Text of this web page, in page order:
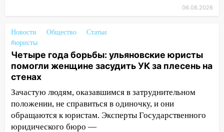
погода в четверг
06:00
юристы помогли женщине засудить УК
за плесень на стенах
прибыль, а кому — испытания на
прочность
05.08.2026
06.08.2026
Новости Общество
Статьи
#юристы
Четыре года борьбы: ульяновские юристы
помогли женщине засудить УК за плесень на
стенах
Зачастую людям, оказавшимся в затруднительном
положении, не справиться в одиночку, и они
обращаются к юристам. Эксперты Государственного
юридического бюро —